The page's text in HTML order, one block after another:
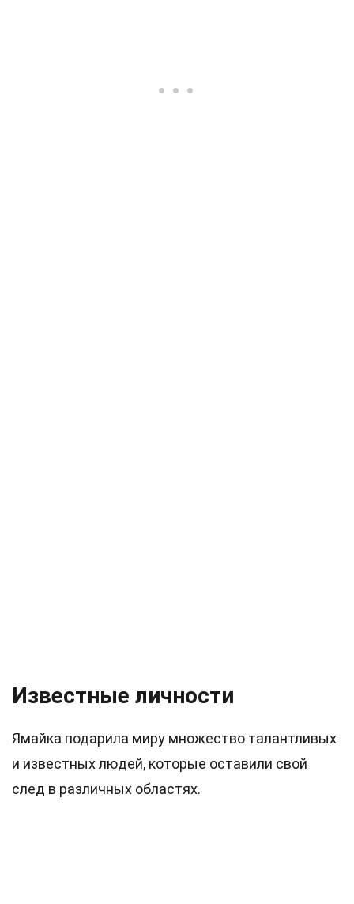
Известные личности
Ямайка подарила миру множество талантливых
и известных людей, которые оставили свой
след в различных областях.